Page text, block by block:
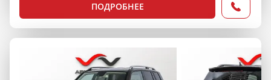
ПОДРОБНЕЕ